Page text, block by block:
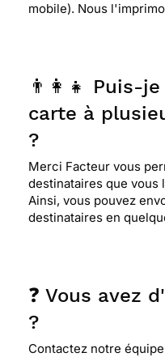
mobile). Nous
👨‍👩‍👧 Puis-
carte à
?
Merci Facteur vous
destinataires que vous
Ainsi, vous pouvez
destinataires en
❓ Vous avez
?
Contactez notre